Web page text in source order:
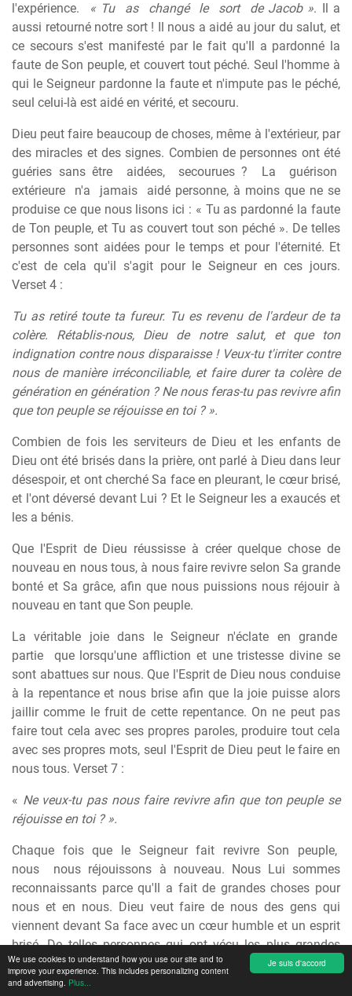
Je suis d'accord
We use cookies to understand how you use our site and to
improve your experience. This includes personalizing content
and advertising. Plus...
l'expérience.
« Tu as changé le sort de Jacob ». Il a
aussi retourné notre sort ! Il nous a aidé au jour du salut, et
ce secours s'est manifesté par le fait qu'Il a pardonné la
faute de Son peuple, et couvert tout péché. Seul l'homme à
qui le Seigneur pardonne la faute et n'impute pas le péché,
seul celui-là est aidé en vérité, et secouru.
Dieu peut faire beaucoup de choses, même à l'extérieur, par
des miracles et des signes. Combien de personnes ont été
guéries sans être
aidées, secourues ? La
guérison
extérieure
n'a jamais
aidé personne, à moins que ne se
produise ce que nous lisons ici : « Tu as pardonné la faute
de Ton peuple, et Tu as couvert tout son péché ». De telles
personnes sont aidées pour le temps et pour l'éternité. Et
c'est de cela qu'il s'agit pour le Seigneur en ces jours.
Verset 4 :
Tu as retiré toute ta fureur. Tu es revenu de l'ardeur de ta
colère. Rétablis-nous, Dieu de notre salut, et que ton
indignation contre nous disparaisse ! Veux-tu t'irriter contre
nous de manière irréconciliable, et faire durer ta colère de
génération en génération ? Ne nous feras-tu pas revivre afin
que ton peuple se réjouisse en toi ? ».
Combien de fois les serviteurs de Dieu et les enfants de
Dieu ont été brisés dans la prière, ont parlé à Dieu dans leur
désespoir, et ont cherché Sa face en pleurant, le cœur brisé,
et l'ont déversé devant Lui ? Et le Seigneur les a exaucés et
les a bénis.
Que l'Esprit de Dieu réussisse à créer quelque chose de
nouveau en nous tous, à nous faire revivre selon Sa grande
bonté et Sa grâce, afin que nous puissions nous réjouir à
nouveau en tant que Son peuple.
La véritable joie dans le Seigneur n'éclate en grande
partie
que lorsqu'une affliction et une tristesse divine se
sont abattues sur nous. Que l'Esprit de Dieu nous conduise
à la repentance et nous brise afin que la joie puisse alors
jaillir comme le fruit de cette repentance. On ne peut pas
faire tout cela avec ses propres paroles, produire tout cela
avec ses propres mots, seul l'Esprit de Dieu peut le faire en
nous tous. Verset 7 :
« Ne veux-tu pas nous faire revivre afin que ton peuple se
réjouisse en toi ? ».
Chaque fois que le Seigneur fait revivre Son
peuple,
nous
nous réjouissons à nouveau. Nous Lui sommes
reconnaissants parce qu'Il a fait de grandes choses pour
nous et en nous. Dieu veut faire de nous des gens qui
viennent devant Sa face avec un cœur humble et un esprit
brisé. De telles personnes qui ont vécu les plus grandes
choses avec Dieu trouvent toujours l'espace pour se
repentir, pour s'incliner, pour se briser intérieurement. Elles